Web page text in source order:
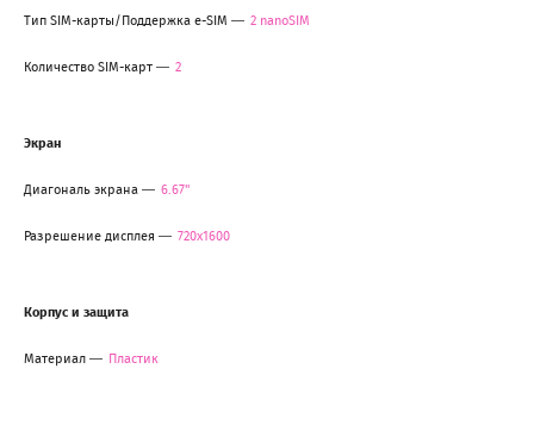
Тип SIM-карты/Поддержка e-SIM 2 nanoSIM
Количество SIM-карт 2
Экран
Диагональ экрана 6.67"
Разрешение дисплея 720x1600
Корпус и защита
Материал Пластик